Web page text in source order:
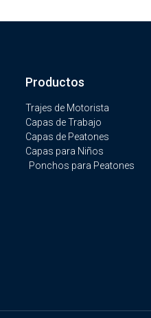
Productos
Trajes de Motorista
Capas de Trabajo
Capas de Peatones
Capas para Niños
Ponchos para Peatones